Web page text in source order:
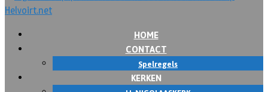
HOME
CONTACT
Spelregels
KERKEN